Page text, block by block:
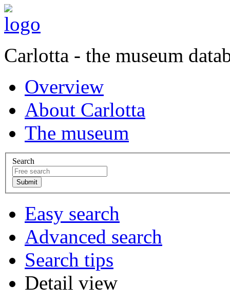
Carlotta - the museum
Overview
About Carlotta
The museum
Search
Easy search
Advanced search
Search tips
Detail view